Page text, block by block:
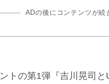
ADの後にコンテンツが続
トの第1弾『吉川晃司と